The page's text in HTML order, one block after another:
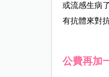
或流感生病
有抗體來對
公費再加